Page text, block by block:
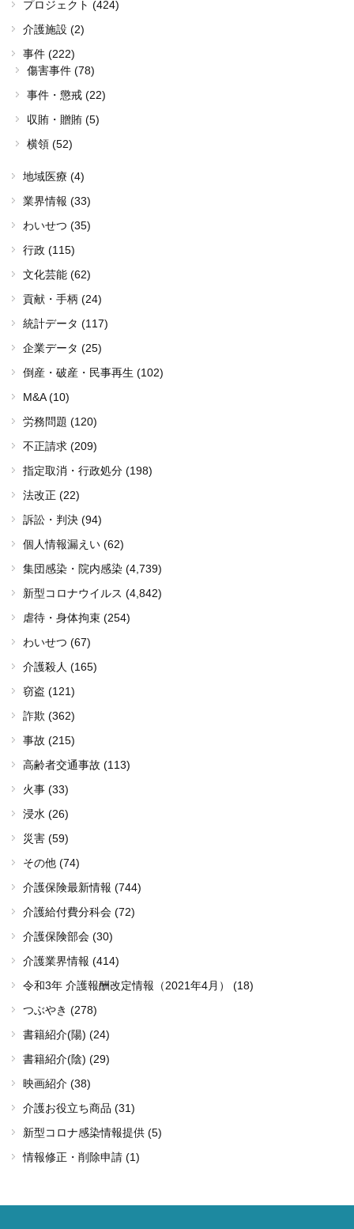
プロジェクト (424)
介護施設 (2)
事件 (222)
傷害事件 (78)
事件・懲戒 (22)
収賄・贈賄 (5)
横領 (52)
地域医療 (4)
業界情報 (33)
わいせつ (35)
行政 (115)
文化芸能 (62)
貢献・手柄 (24)
統計データ (117)
企業データ (25)
倒産・破産・民事再生 (102)
M&A (10)
労務問題 (120)
不正請求 (209)
指定取消・行政処分 (198)
法改正 (22)
訴訟・判決 (94)
個人情報漏えい (62)
集団感染・院内感染 (4,739)
新型コロナウイルス (4,842)
虐待・身体拘束 (254)
わいせつ (67)
介護殺人 (165)
窃盗 (121)
詐欺 (362)
事故 (215)
高齢者交通事故 (113)
火事 (33)
浸水 (26)
災害 (59)
その他 (74)
介護保険最新情報 (744)
介護給付費分科会 (72)
介護保険部会 (30)
介護業界情報 (414)
令和3年 介護報酬改定情報（2021年4月） (18)
つぶやき (278)
書籍紹介(陽) (24)
書籍紹介(陰) (29)
映画紹介 (38)
介護お役立ち商品 (31)
新型コロナ感染情報提供 (5)
情報修正・削除申請 (1)